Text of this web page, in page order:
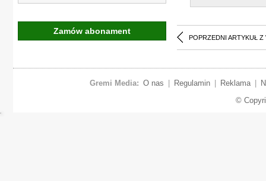
POPRZEDNI ARTYKUŁ Z
Zamów abonament
Gremi Media: O nas Regulamin Reklama
©